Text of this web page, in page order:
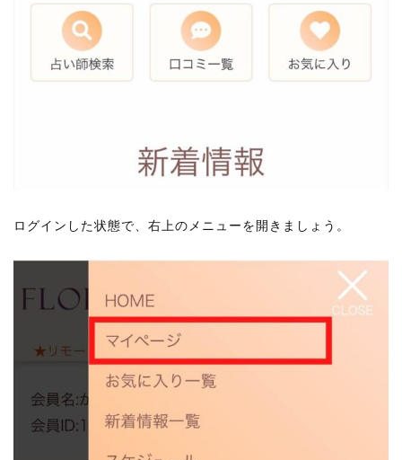
ログインした状態で、右上のメニューを開きましょう。